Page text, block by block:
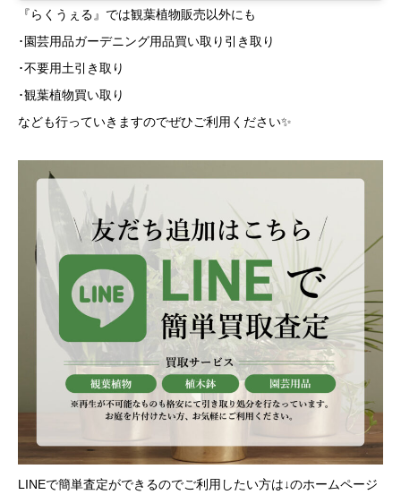
『らくうぇる』では観葉植物販売以外にも
･園芸用品ガーデニング用品買い取り引き取り
･不要用土引き取り
･観葉植物買い取り
なども行っていきますのでぜひご利用ください✨
LINEで簡単査定ができるのでご利用したい方は↓のホームページ